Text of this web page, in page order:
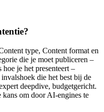
type, Content format en
die je moet publiceren –
je het presenteert –
die het best bij de
deepdive, budgetgericht.
om door AI-engines te